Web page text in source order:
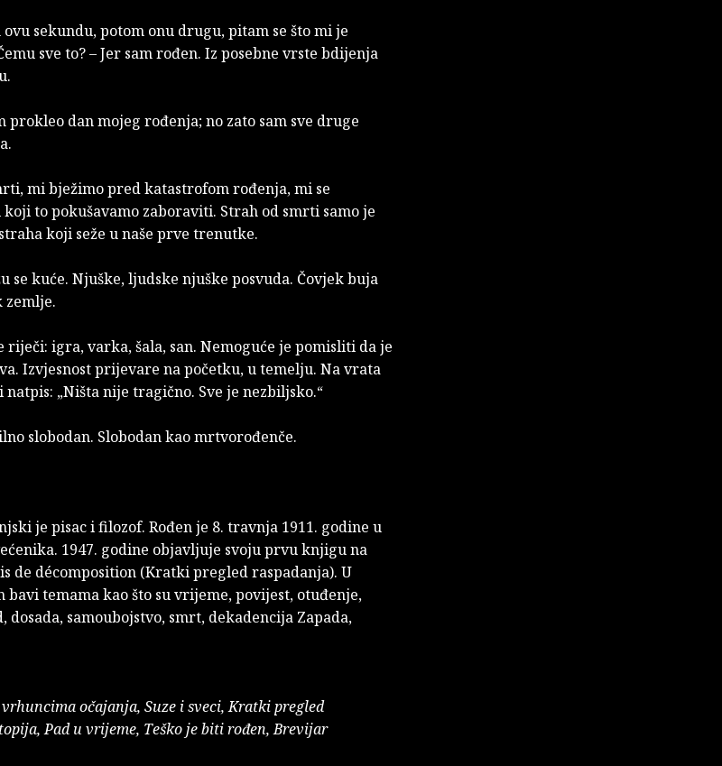
sekundu, potom onu drugu, pitam se što mi je
sve to? – Jer sam rođen. Iz posebne vrste bdijenja
prokleo dan mojeg rođenja; no zato sam sve druge
mi bježimo pred katastrofom rođenja, mi se
to pokušavamo zaboraviti. Strah od smrti samo je
koji seže u naše prve trenutke.
se kuće. Njuške, ljudske njuške posvuda. Čovjek buja
zemlje.
riječi: igra, varka, šala, san. Nemoguće je pomisliti da je
Izvjesnost prijevare na početku, u temelju. Na vrata
„Ništa nije tragično. Sve je nezbiljsko.“
slobodan. Slobodan kao mrtvorođenče.
je pisac i filozof. Rođen je 8. travnja 1911. godine u
1947. godine objavljuje svoju prvu knjigu na
de décomposition (Kratki pregled raspadanja). U
bavi temama kao što su vrijeme, povijest, otuđenje,
dosada, samoubojstvo, smrt, dekadencija Zapada,
očajanja, Suze i sveci, Kratki pregled
Pad u vrijeme, Teško je biti rođen, Brevijar